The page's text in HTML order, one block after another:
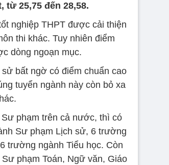
từ 25,75 đến 28,58.
nghiệp THPT được cải thiện
thi khác. Tuy nhiên điểm
dòng ngoạn mục.
bất ngờ có điểm chuẩn cao
tuyển ngành này còn bỏ xa
phạm trên cả nước, thì có
Sư phạm Lịch sử, 6 trường
trường ngành Tiểu học. Còn
phạm Toán, Ngữ văn, Giáo